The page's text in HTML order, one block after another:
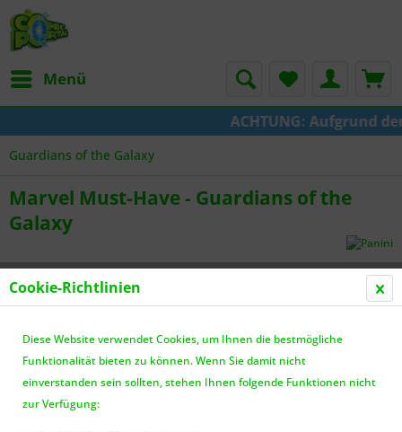
Menü
ACHTUNG: Aufgrund
Guardians of the Galaxy
Marvel Must-Have - Guardians of the
Galaxy
Cookie-Richtlinien
Diese Website verwendet Cookies, um Ihnen die bestmögliche
Funktionalität bieten zu können. Wenn Sie damit nicht
einverstanden sein sollten, stehen Ihnen folgende Funktionen nicht
zur Verfügung: